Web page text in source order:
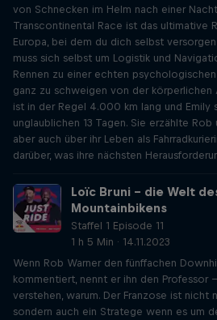
von Schnecken im Helm nach einer
Transcontinental Race ist das ultimative
Europa, bei dem du dich selbst versorgen
muss sich selbst um Logistik und
Rennen zu einer echten
ganz zu schweigen von der körperlichen
ist in der Regel 4.000 km lang und Emily
unglaublichen 13 Tagen. Sie erzählte Rob
aber auch über ihr Leben als
darüber, was ihre nächsten
Loïc Bruni - die Welt
Mountainbikens
Staffel 1 Episode 11
1 h 5 Min · 14.11.2023
Wenn Rob Warner den fünffachen
kommentiert, nennt er ihn den Professor
verstehen, warum. Der Franzose ist nicht
sondern auch ein Stratege wenn es um